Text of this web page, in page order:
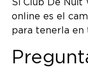
Si Club De Nuit
online es el
para tenerla en